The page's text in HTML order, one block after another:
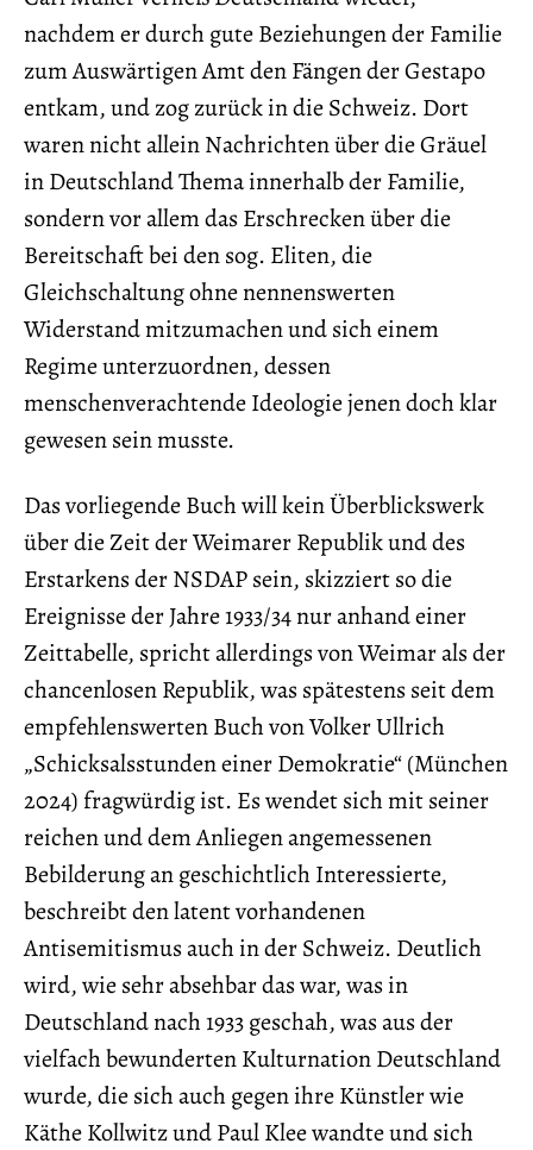
nachdem er durch gute Beziehungen der Familie
zum Auswärtigen Amt den Fängen der Gestapo
entkam, und zog zurück in die Schweiz. Dort
waren nicht allein Nachrichten über die Gräuel
in Deutschland Thema innerhalb der Familie,
sondern vor allem das Erschrecken über die
Bereitschaft bei den sog. Eliten, die
Gleichschaltung ohne nennenswerten
Widerstand mitzumachen und sich einem
Regime unterzuordnen, dessen
menschenverachtende Ideologie jenen doch klar
gewesen sein musste.
Das vorliegende Buch will kein Überblickswerk
über die Zeit der Weimarer Republik und des
Erstarkens der NSDAP sein, skizziert so die
Ereignisse der Jahre 1933/34 nur anhand einer
Zeittabelle, spricht allerdings von Weimar als der
chancenlosen Republik, was spätestens seit dem
empfehlenswerten Buch von Volker Ullrich
„Schicksalsstunden einer Demokratie“ (München
2024) fragwürdig ist. Es wendet sich mit seiner
reichen und dem Anliegen angemessenen
Bebilderung an geschichtlich Interessierte,
beschreibt den latent vorhandenen
Antisemitismus auch in der Schweiz. Deutlich
wird, wie sehr absehbar das war, was in
Deutschland nach 1933 geschah, was aus der
vielfach bewunderten Kulturnation Deutschland
wurde, die sich auch gegen ihre Künstler wie
Käthe Kollwitz und Paul Klee wandte und sich